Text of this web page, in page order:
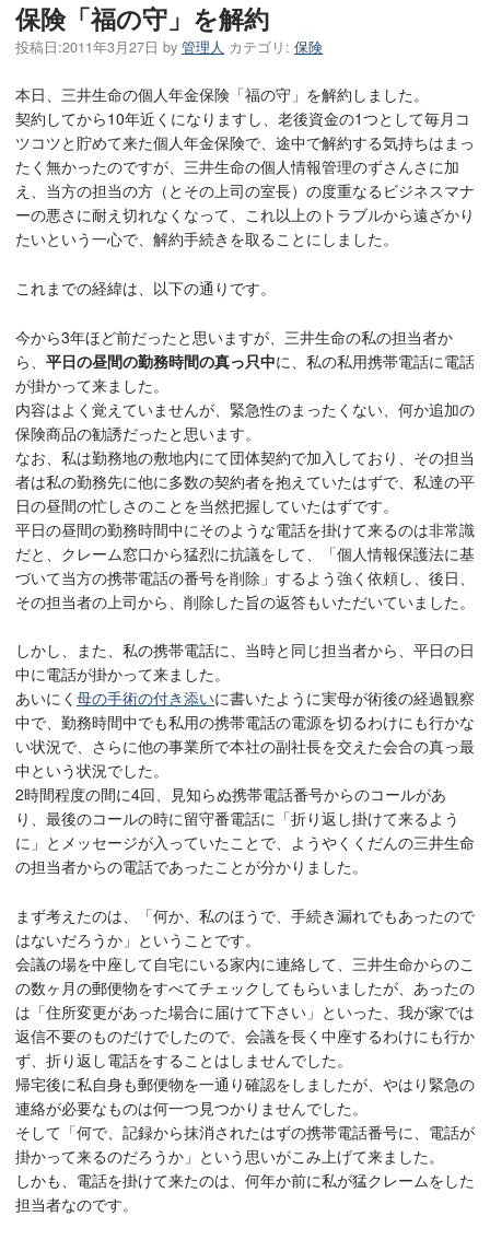
保険「福の守」を解約
投稿日:2011年3月27日 by 管理人 カテゴリ: 保険
本日、三井生命の個人年金保険「福の守」を解約しました。
契約してから10年近くになりますし、老後資金の1つとして毎月コ
ツコツと貯めて来た個人年金保険で、途中で解約する気持ちはまっ
たく無かったのですが、三井生命の個人情報管理のずさんさに加
え、当方の担当の方（とその上司の室長）の度重なるビジネスマナ
ーの悪さに耐え切れなくなって、これ以上のトラブルから遠ざかり
たいという一心で、解約手続きを取ることにしました。
これまでの経緯は、以下の通りです。
今から3年ほど前だったと思いますが、三井生命の私の担当者か
ら、 平日の昼間の勤務時間の真っ只中に、私の私用携帯電話に電話
が掛かって来ました。
内容はよく覚えていませんが、緊急性のまったくない、何か追加の
保険商品の勧誘だったと思います。
なお、私は勤務地の敷地内にて団体契約で加入しており、その担当
者は私の勤務先に他に多数の契約者を抱えていたはずで、私達の平
日の昼間の忙しさのことを当然把握していたはずです。
平日の昼間の勤務時間中にそのような電話を掛けて来るのは非常識
だと、クレーム窓口から猛烈に抗議をして、「個人情報保護法に基
づいて当方の携帯電話の番号を削除」するよう強く依頼し、後日、
その担当者の上司から、削除した旨の返答もいただいていました。
しかし、また、私の携帯電話に、当時と同じ担当者から、平日の日
中に電話が掛かって来ました。
あいにく 母の手術の付き添いに書いたように実母が術後の経過観察
中で、勤務時間中でも私用の携帯電話の電源を切るわけにも行かな
い状況で、さらに他の事業所で本社の副社長を交えた会合の真っ最
中という状況でした。
2時間程度の間に4回、見知らぬ携帯電話番号からのコールがあ
り、最後のコールの時に留守番電話に「折り返し掛けて来るよう
に」とメッセージが入っていたことで、ようやくくだんの三井生命
の担当者からの電話であったことが分かりました。
まず考えたのは、「何か、私のほうで、手続き漏れでもあったので
はないだろうか」ということです。
会議の場を中座して自宅にいる家内に連絡して、三井生命からのこ
の数ヶ月の郵便物をすべてチェックしてもらいましたが、あったの
は「住所変更があった場合に届けて下さい」といった、我が家では
返信不要のものだけでしたので、会議を長く中座するわけにも行か
ず、折り返し電話をすることはしませんでした。
帰宅後に私自身も郵便物を一通り確認をしましたが、やはり緊急の
連絡が必要なものは何一つ見つかりませんでした。
そして「何で、記録から抹消されたはずの携帯電話番号に、電話が
掛かって来るのだろうか」という思いがこみ上げて来ました。
しかも、電話を掛けて来たのは、何年か前に私が猛クレームをした
担当者なのです。